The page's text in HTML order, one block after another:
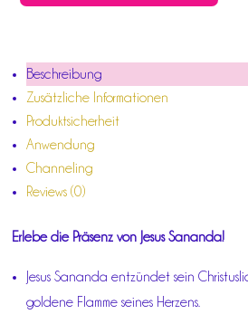
Beschreibung
Zusätzliche Informationen
Produktsicherheit
Anwendung
Channeling
Reviews (0)
Erlebe die Präsenz von Jesus Sananda!
Jesus Sananda entzündet sein
goldene Flamme seines Herzens.